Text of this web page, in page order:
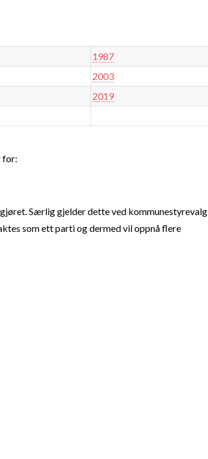
1987
2003
2019
for:
Særlig gjelder dette ved kommunestyrevalg,
som ett parti og dermed vil oppnå flere